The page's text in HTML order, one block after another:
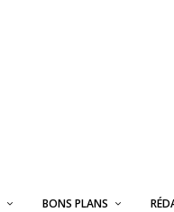
BONS PLANS